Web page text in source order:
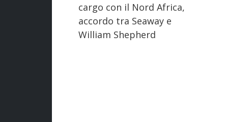
cargo con il Nord Africa,
accordo tra Seaway e
William Shepherd